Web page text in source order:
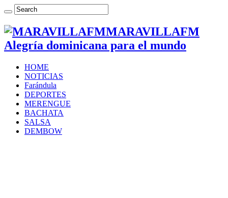
MARAVILLAFM
Alegría dominicana para el mundo
HOME
NOTICIAS
Farándula
DEPORTES
MERENGUE
BACHATA
SALSA
DEMBOW